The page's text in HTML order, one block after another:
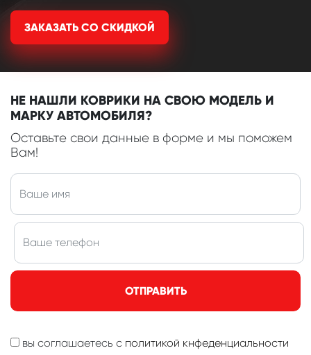
ЗАКАЗАТЬ СО СКИДКОЙ
НЕ НАШЛИ КОВРИКИ НА СВОЮ МОДЕЛЬ И
МАРКУ АВТОМОБИЛЯ?
Оставьте свои данные в форме и мы поможем
Вам!
ОТПРАВИТЬ
вы соглашаетесь с политикой кнфеденциальности